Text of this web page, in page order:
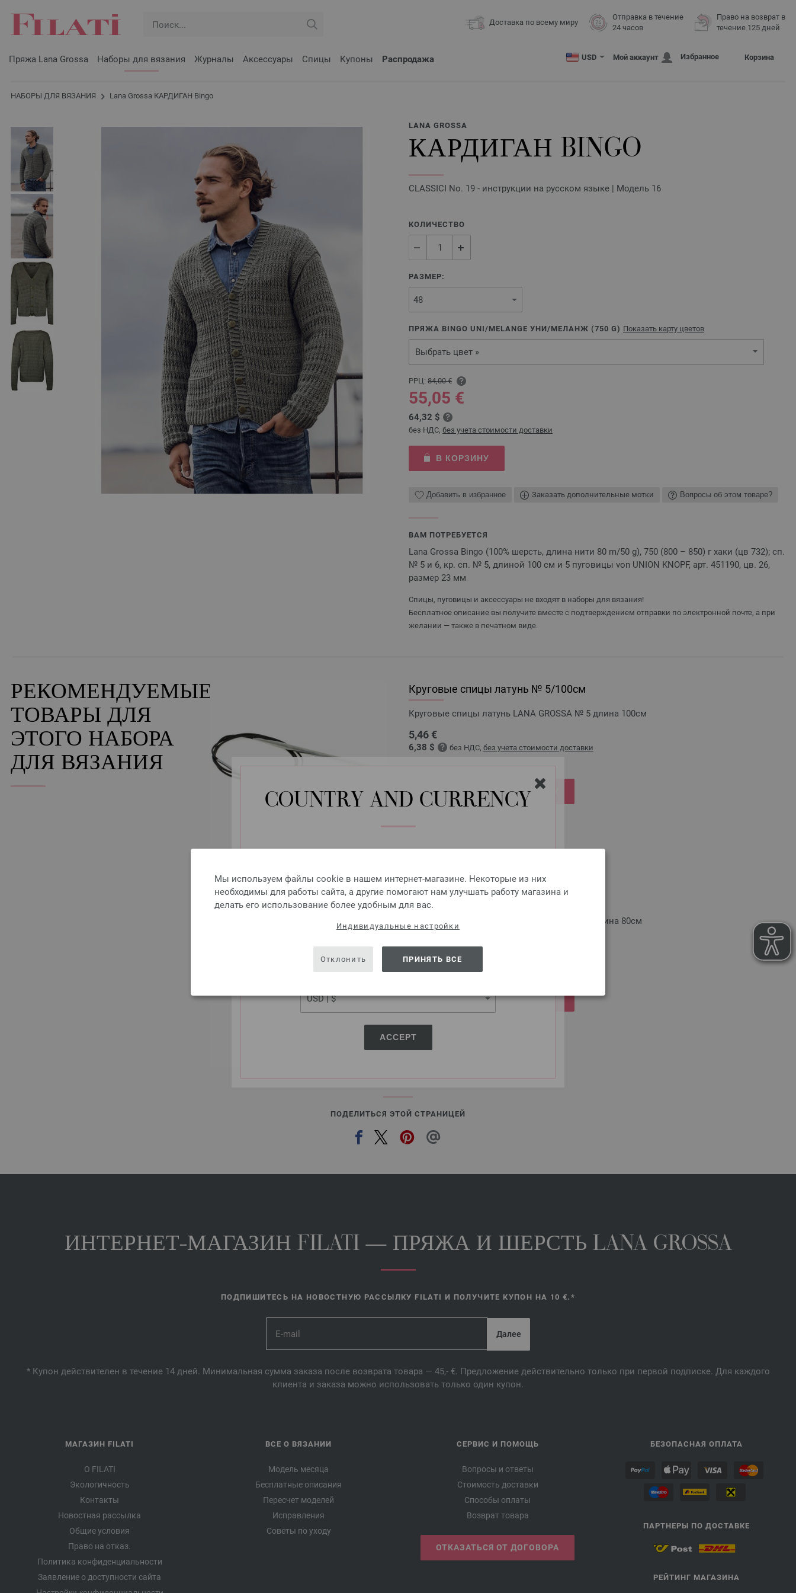
COUNTRY AND CURRENCY
LANGUAGE
SHIPPING TO
USA - The United States of America
ACCEPT
Мы используем файлы cookie в нашем интернет-магазине. Некоторые из них
необходимы для работы сайта, а другие помогают нам улучшать работу магазина и
делать его использование более удобным для вас.
Индивидуальные настройки
Отклонить ПРИНЯТЬ ВСЕ
Доставка по всему миру
Отправка в течение
24 часов
Право на возврат в
течение 125 дней
Пряжа Lana Grossa Наборы для вязания Журналы Аксессуары Спицы Купоны Распродажа USD Мой аккаунт Избранное Корзина
НАБОРЫ ДЛЯ ВЯЗАНИЯ Lana Grossa КАРДИГАН Bingo
LANA GROSSA
КАРДИГАН BINGO
CLASSICI No. 19 - инструкции на русском языке | Модель 16
КОЛИЧЕСТВО
РАЗМЕР:
ПРЯЖА BINGO UNI/MELANGE УНИ/МЕЛАНЖ (750 G) Показать карту цветов
Выбрать цвет »
РРЦ: 84,00 €
55,05 €
64,32 $
без НДС, без учета стоимости доставки
В КОРЗИНУ
Добавить в избранное Заказать дополнительные мотки Вопросы об этом товаре?
ВАМ ПОТРЕБУЕТСЯ
Lana Grossa Bingo (100% шерсть, длина нити 80 m/50 g), 750 (800 – 850) г хаки (цв 732); сп.
№ 5 и 6, кр. сп. № 5, длиной 100 см и 5 пуговицы von UNION KNOPF, арт. 451190, цв. 26,
размер 23 мм
Спицы, пуговицы и аксессуары не входят в наборы для вязания!
Бесплатное описание вы получите вместе с подтверждением отправки по электронной почте, а при
желании — также в печатном виде.
РЕКОМЕНДУЕМЫЕ
ТОВАРЫ ДЛЯ
ЭТОГО НАБОРА
ДЛЯ ВЯЗАНИЯ
Круговые спицы латунь № 5/100см
Круговые спицы латунь LANA GROSSA № 5 длина 100см
5,46 €
6,38 $ без НДС, без учета стоимости доставки
В КОРЗИНУ
Круговые спицы латунь № 6/80см
Круговые спицы латунь LANA GROSSA № 6 длина 80см
6,38 $ без НДС,
В КОРЗИНУ
ПОДЕЛИТЬСЯ ЭТОЙ СТРАНИЦЕЙ
ИНТЕРНЕТ-МАГАЗИН FILATI — ПРЯЖА И ШЕРСТЬ LANA GROSSA
ПОДПИШИТЕСЬ НА НОВОСТНУЮ РАССЫЛКУ FILATI И ПОЛУЧИТЕ КУПОН НА 10 €.*
* Купон действителен в течение 14 дней. Минимальная сумма заказа после возврата товара — 45,- €. Предложение действительно только при первой подписке. Для каждого
клиента и заказа можно использовать только один купон.
МАГАЗИН FILATI
О FILATI
Экологичность
Контакты
Новостная рассылка
Общие условия
Право на отказ.
Политика конфиденциальности
Заявление о доступности сайта
ВСЕ О ВЯЗАНИИ
Модель месяца
Бесплатные описания
Пересчет моделей
Исправления
Советы по уходу
СЕРВИС И ПОМОЩЬ
Вопросы и ответы
Стоимость доставки
Способы оплаты
Возврат товара
ОТКАЗАТЬСЯ ОТ ДОГОВОРА
БЕЗОПАСНАЯ ОПЛАТА
ПАРТНЕРЫ ПО ДОСТАВКЕ
РЕЙТИНГ МАГАЗИНА